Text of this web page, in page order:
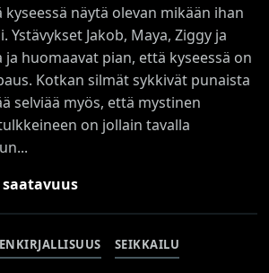
näytä olevan mikään ihan
Ystävykset Jakob, Maya, Ziggy ja
huomaavat pian, että kyseessä on
Kotkan silmät sykkivät punaista
selviää myös, että mystinen
on jollain tavalla
SEIKKAILU